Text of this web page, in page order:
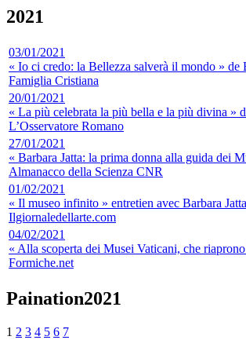
2021
03/01/2021
« Io ci credo: la Bellezza salverà il mondo » de
Famiglia Cristiana
20/01/2021
« La più celebrata la più bella e la più divina »
L’Osservatore Romano
27/01/2021
« Barbara Jatta: la prima donna alla guida dei
Almanacco della Scienza CNR
01/02/2021
« Il museo infinito » entretien avec Barbara
Ilgiornaledellarte.com
04/02/2021
« Alla scoperta dei Musei Vaticani, che
Formiche.net
Paination2021
1 2 3 4 5 6 7